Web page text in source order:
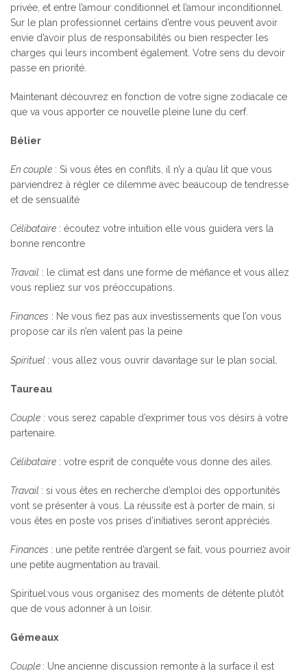
privée, et entre l’amour conditionnel et l’amour inconditionnel.
Sur le plan professionnel certains d’entre vous peuvent avoir
envie d’avoir plus de responsabilités ou bien respecter les
charges qui leurs incombent également. Votre sens du devoir
passe en priorité.
Maintenant découvrez en fonction de votre signe zodiacale ce
que va vous apporter ce nouvelle pleine lune du cerf.
Bélier
En couple : Si vous êtes en conflits, il n’y a qu’au lit que vous
parviendrez à régler ce dilemme avec beaucoup de tendresse
et de sensualité
Célibataire : écoutez votre intuition elle vous guidera vers la
bonne rencontre
Travail : le climat est dans une forme de méfiance et vous allez
vous repliez sur vos préoccupations.
Finances : Ne vous fiez pas aux investissements que l’on vous
propose car ils n’en valent pas la peine
Spirituel : vous allez vous ouvrir davantage sur le plan social.
Taureau
Couple : vous serez capable d’exprimer tous vos désirs à votre
partenaire.
Célibataire : votre esprit de conquête vous donne des ailes.
Travail : si vous êtes en recherche d’emploi des opportunités
vont se présenter à vous. La réussite est à porter de main, si
vous êtes en poste vos prises d’initiatives seront appréciés.
Finances : une petite rentrée d’argent se fait, vous pourriez avoir
une petite augmentation au travail.
Spirituel:vous vous organisez des moments de détente plutôt
que de vous adonner à un loisir.
Gémeaux
Couple : Une ancienne discussion remonte à la surface il est